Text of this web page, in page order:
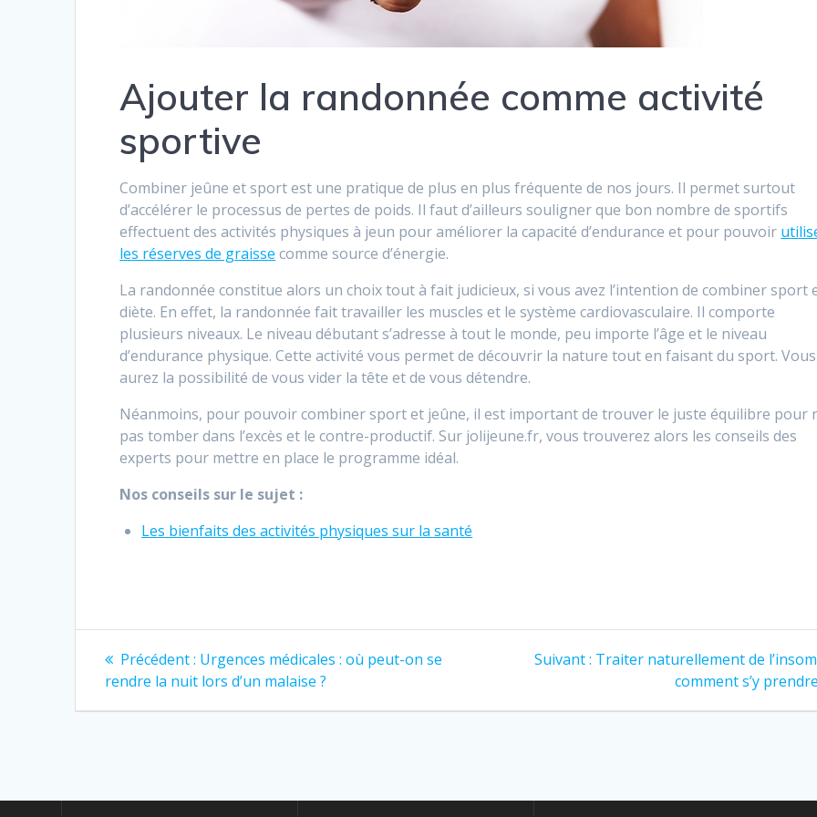
Ajouter la randonnée comme activité
sportive
Combiner jeûne et sport est une pratique de plus en plus fréquente de nos jours. Il permet surtout
d’accélérer le processus de pertes de poids. Il faut d’ailleurs souligner que bon nombre de sportifs
effectuent des activités physiques à jeun pour améliorer la capacité d’endurance et pour pouvoir
les réserves de graisse comme source d’énergie.
La randonnée constitue alors un choix tout à fait judicieux, si vous avez l’intention de combiner sport
diète. En effet, la randonnée fait travailler les muscles et le système cardiovasculaire. Il comporte
plusieurs niveaux. Le niveau débutant s’adresse à tout le monde, peu importe l’âge et le niveau
d’endurance physique. Cette activité vous permet de découvrir la nature tout en faisant du sport. Vous
aurez la possibilité de vous vider la tête et de vous détendre.
Néanmoins, pour pouvoir combiner sport et jeûne, il est important de trouver le juste équilibre pour
pas tomber dans l’excès et le contre-productif. Sur jolijeune.fr, vous trouverez alors les conseils des
experts pour mettre en place le programme idéal.
Nos conseils sur le sujet :
Les bienfaits des activités physiques sur la santé
Navigation
de
Précédent : Article
précédent
Urgences médicales : où peut-on se
rendre la nuit lors d’un malaise ?
Suivant : Article
Traiter naturellement de
comment s’y